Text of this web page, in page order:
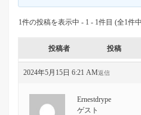
1件の投稿を表示中 - 1 - 1件目 (全1件
投稿者 投稿
2024年5月15日 6:21 AM返信
Ernestdrype
ゲスト